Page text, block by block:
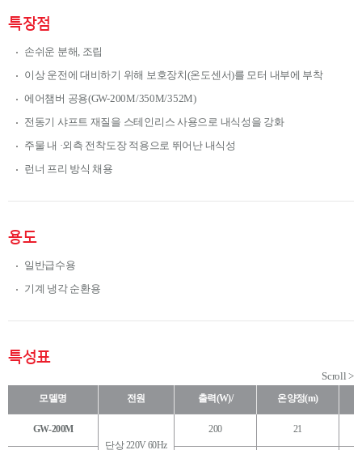
특장점
손쉬운 분해, 조립
이상 운전에 대비하기 위해 보호장치(온도센서)를 모터 내부에 부착
에어챔버 공용(GW-200M/350M/352M)
전동기 샤프트 재질을 스테인리스 사용으로 내식성을 강화
주물 내 ·외측 전착도장 적용으로 뛰어난 내식성
런너 프리 방식 채용
용도
일반급수용
기계 냉각 순환용
특성표
모델명 전원 출력(W)/ 온양정(m)
GW-200M
단상 220V 60Hz
200 21